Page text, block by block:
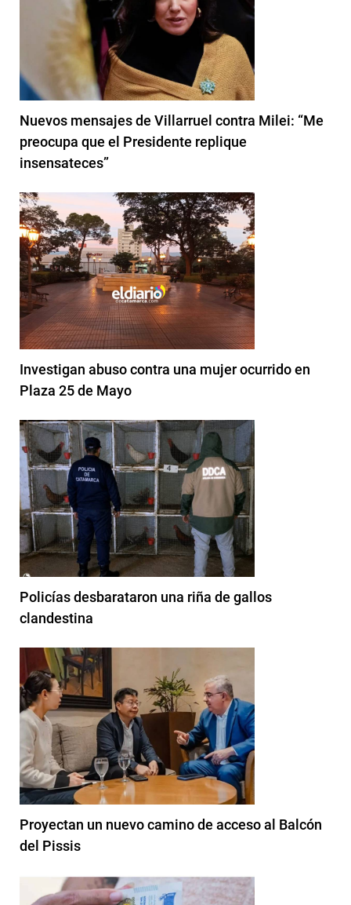
Nuevos mensajes de Villarruel contra Milei: “Me
preocupa que el Presidente replique
insensateces”
Investigan abuso contra una mujer ocurrido en
Plaza 25 de Mayo
Policías desbarataron una riña de gallos
clandestina
Proyectan un nuevo camino de acceso al Balcón
del Pissis